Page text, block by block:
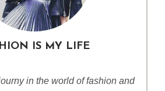
IS MY LIFE
in the world of fashion and